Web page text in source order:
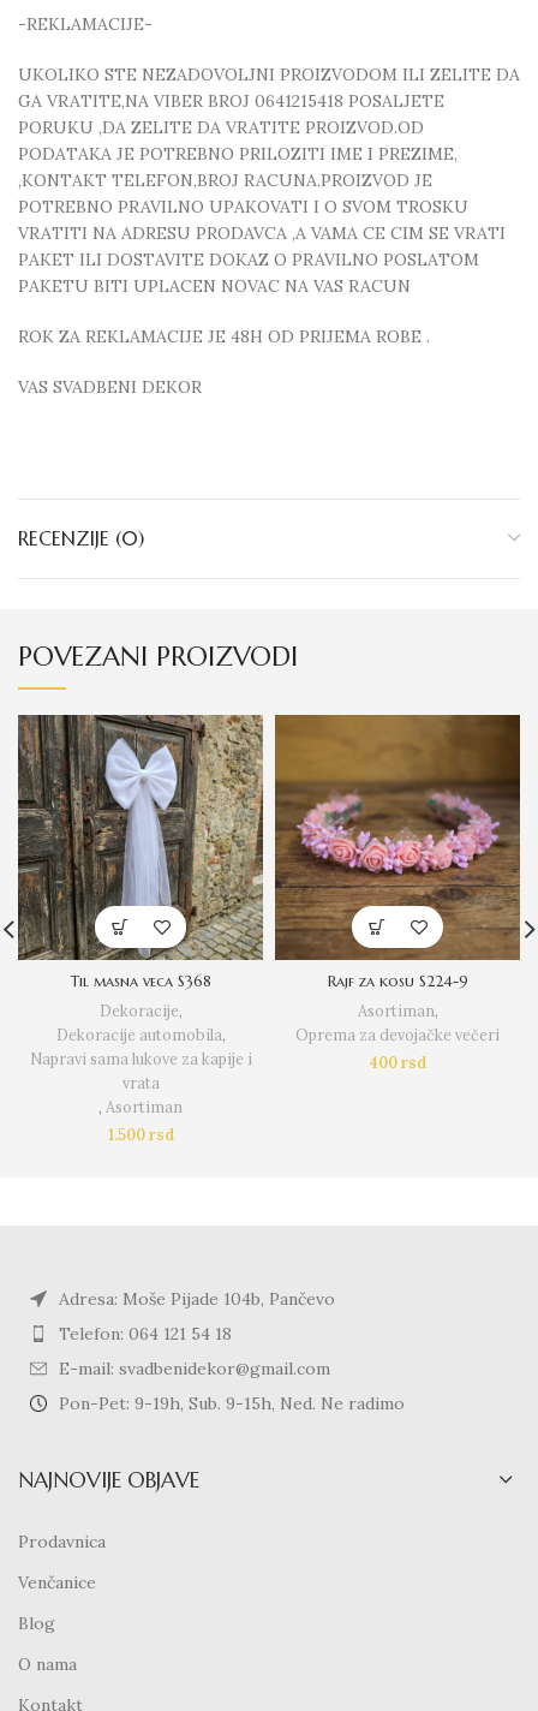
-REKLAMACIJE-
UKOLIKO STE NEZADOVOLJNI PROIZVODOM ILI ZELITE DA
GA VRATITE,NA VIBER BROJ 0641215418 POSALJETE
PORUKU ,DA ZELITE DA VRATITE PROIZVOD.OD
PODATAKA JE POTREBNO PRILOZITI IME I PREZIME,
,KONTAKT TELEFON,BROJ RACUNA.PROIZVOD JE
POTREBNO PRAVILNO UPAKOVATI I O SVOM TROSKU
VRATITI NA ADRESU PRODAVCA ,A VAMA CE CIM SE VRATI
PAKET ILI DOSTAVITE DOKAZ O PRAVILNO POSLATOM
PAKETU BITI UPLACEN NOVAC NA VAS RACUN
ROK ZA REKLAMACIJE JE 48H OD PRIJEMA ROBE .
VAS SVADBENI DEKOR
RECENZIJE (0)
POVEZANI PROIZVODI
Til masna veca S368
Dekoracije,
Dekoracije automobila,
Napravi sama lukove za kapije i
vrata
, Asortiman
1.500rsd
Rajf za kosu S224-9
Asortiman,
Oprema za devojačke večeri
400rsd
Adresa: Moše Pijade 104b, Pančevo
Telefon: 064 121 54 18
E-mail: svadbenidekor@gmail.com
Pon-Pet: 9-19h, Sub. 9-15h, Ned. Ne radimo
NAJNOVIJE OBJAVE
Prodavnica
Venčanice
Blog
O nama
Kontakt